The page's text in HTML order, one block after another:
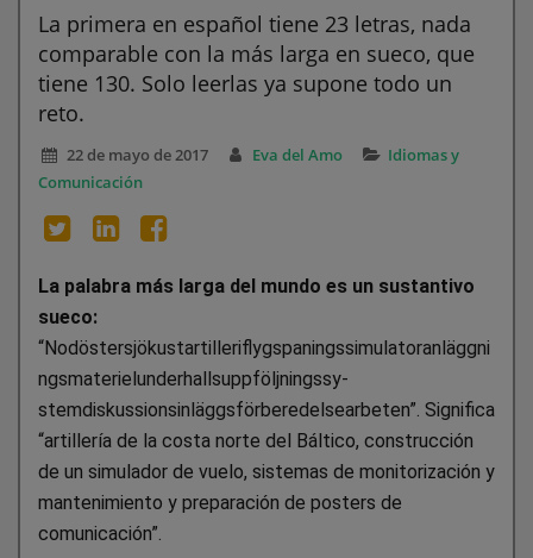
La primera en español tiene 23 letras, nada
comparable con la más larga en sueco, que
tiene 130. Solo leerlas ya supone todo un
reto.
22 de mayo de 2017 Eva del Amo
Idiomas y
Comunicación
La palabra más larga del mundo es un sustantivo
sueco:
“Nodöstersjökustartilleriflygspaningssimulatoranläggni
ngsmaterielunderhallsuppföljningssy-
stemdiskussionsinläggsförberedelsearbeten”. Significa
“artillería de la costa norte del Báltico, construcción
de un simulador de vuelo, sistemas de monitorización y
mantenimiento y preparación de posters de
comunicación”.